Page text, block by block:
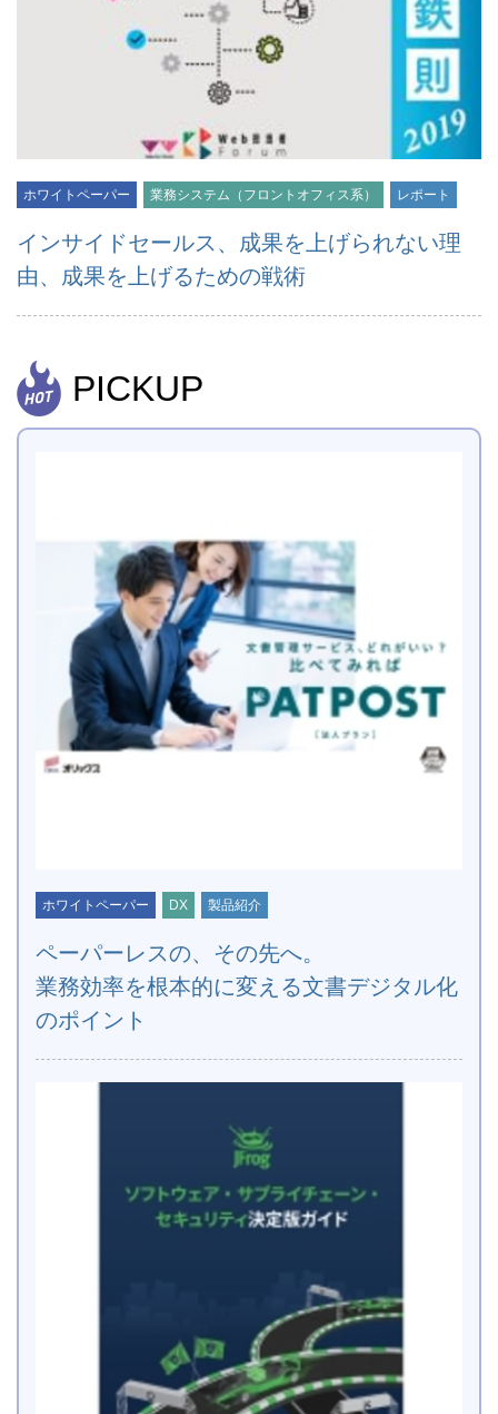
ホワイトペーパー 業務システム（フロントオフィス系） レポート
インサイドセールス、成果を上げられない理
由、成果を上げるための戦術
PICKUP
ホワイトペーパー DX 製品紹介
ペーパーレスの、その先へ。
業務効率を根本的に変える文書デジタル化
のポイント